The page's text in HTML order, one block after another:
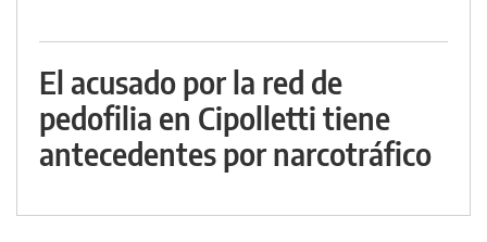
El acusado por la red de
pedofilia en Cipolletti tiene
antecedentes por narcotráfico